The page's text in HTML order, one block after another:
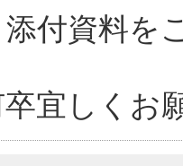
付資料を
卒宜しくお